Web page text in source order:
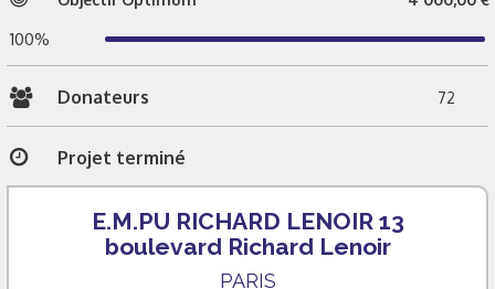
100%
Donateurs 72
Projet terminé
E.M.PU RICHARD LENOIR 13
boulevard Richard Lenoir
PARIS